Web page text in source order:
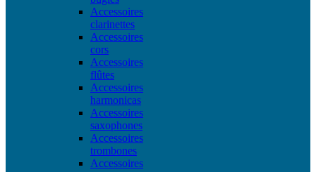
Accessoires
clarinettes
Accessoires
cors
Accessoires
flûtes
Accessoires
harmonicas
Accessoires
saxophones
Accessoires
trombones
Accessoires